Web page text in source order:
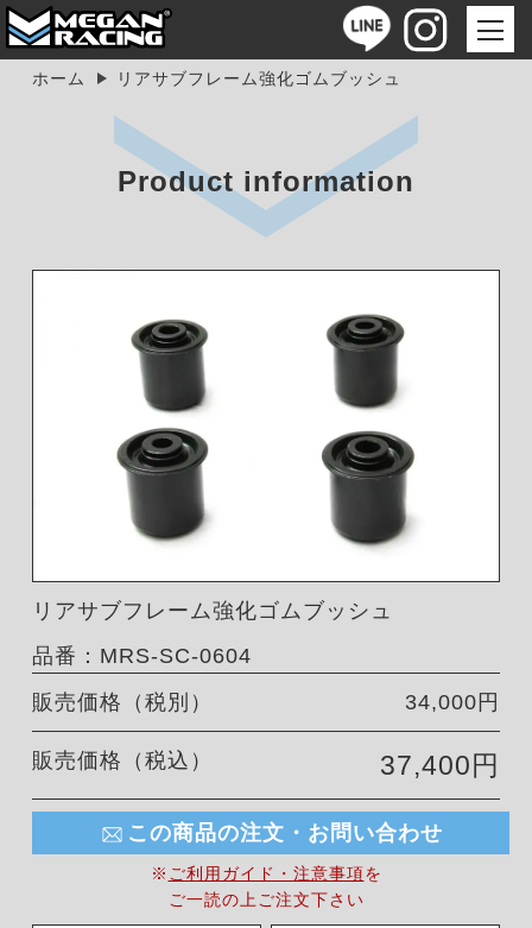
ホーム リアサブフレーム強化ゴムブッシュ
Product information
リアサブフレーム強化ゴムブッシュ
品番：MRS-SC-0604
販売価格（税別）
34,000円
販売価格（税込） 37,400円
この商品の注文・お問い合わせ
※ ご利用ガイド・注意事項を
ご一読の上ご注文下さい